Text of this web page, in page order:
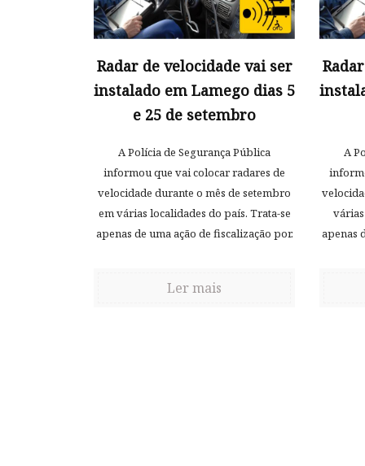
Radar de velocidade vai ser
instalado em Lamego dias 5
e 25 de setembro
A Polícia de Segurança Pública
informou que vai colocar radares de
velocidade durante o mês de setembro
em várias localidades do país. Trata-se
apenas de uma ação de fiscalização por.
Ler mais
A
apenas